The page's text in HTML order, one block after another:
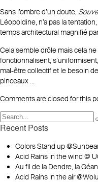
Sans l’ombre d’un doute,
Léopoldine, n’a pas la
temps architectural magnifié
Cela semble drôle mais cela
fonctionnalisent,
mal-être collectif et le besoin
pinceaux …
Comments are closed for this
Recent Posts
Colors Stand up
Acid Rains in the wind @
Au fil de la Dendre, la
Acid Rains in the air